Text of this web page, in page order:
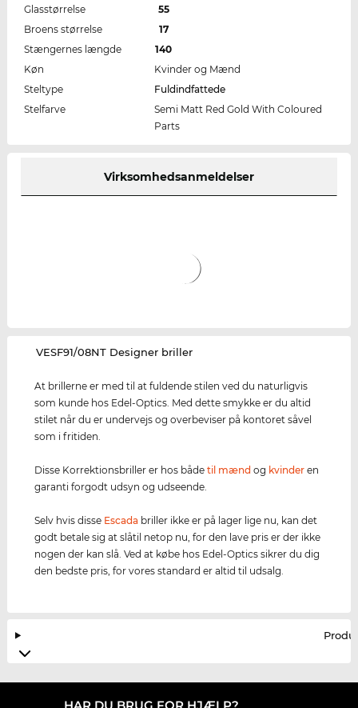
Glasstørrelse
55
Broens størrelse
17
Stængernes længde
140
Køn
Kvinder og Mænd
Steltype
Fuldindfattede
Stelfarve
Semi Matt Red Gold With Coloured
Parts
Virksomhedsanmeldelser
‌VESF91/08NT Designer briller
At brillerne er med til at fuldende stilen ved du naturligvis
som kunde hos Edel-Optics. Med dette smykke er du altid
stilet når du er undervejs og overbeviser på kontoret såvel
som i fritiden.
Disse Korrektionsbriller er hos bådetil mænd og kvinder en
garanti forgodt udsyn og udseende.
Selv hvis disse Escada briller ikke er på lager lige nu, kan det
godt betale sig at slåtil netop nu, for den lave pris er der ikke
nogen der kan slå. Ved at købe hos Edel-Optics sikrer du dig
den bedste pris, for vores standard er altid til udsalg.